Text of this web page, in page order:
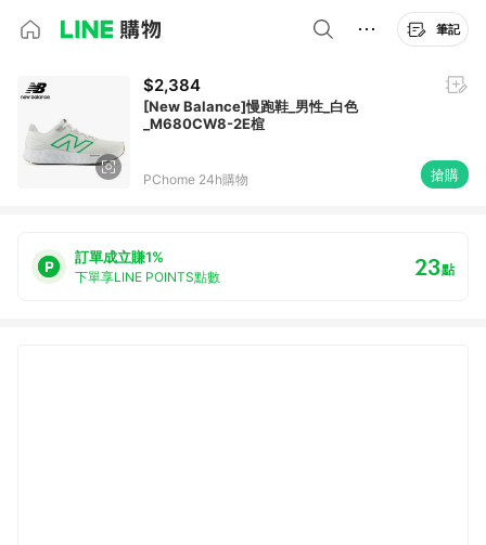
筆記
$2,384
[New Balance]慢跑鞋_男性_白色
_M680CW8-2E楦
PChome 24h購物 搶購
訂單成立賺1%
下單享LINE POINTS點數 23點